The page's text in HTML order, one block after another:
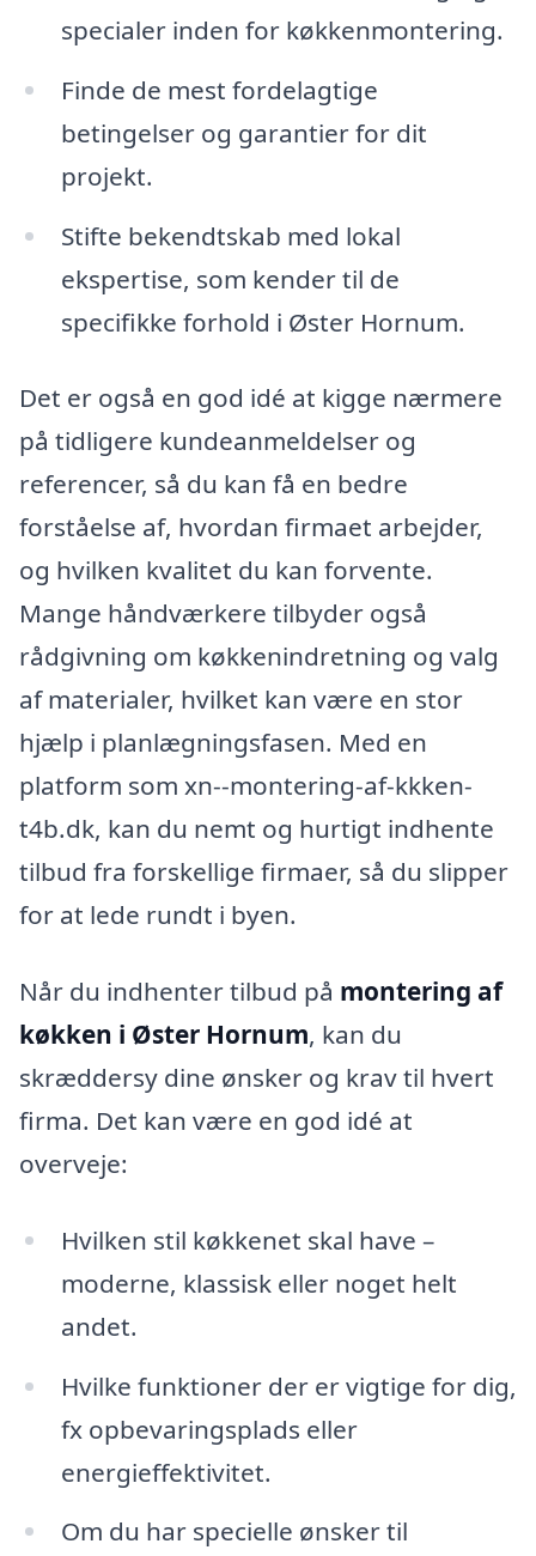
specialer inden for køkkenmontering.
Finde de mest fordelagtige
betingelser og garantier for dit
projekt.
Stifte bekendtskab med lokal
ekspertise, som kender til de
specifikke forhold i Øster Hornum.
Det er også en god idé at kigge nærmere
på tidligere kundeanmeldelser og
referencer, så du kan få en bedre
forståelse af, hvordan firmaet arbejder,
og hvilken kvalitet du kan forvente.
Mange håndværkere tilbyder også
rådgivning om køkkenindretning og valg
af materialer, hvilket kan være en stor
hjælp i planlægningsfasen. Med en
platform som xn--montering-af-kkken-
t4b.dk, kan du nemt og hurtigt indhente
tilbud fra forskellige firmaer, så du slipper
for at lede rundt i byen.
Når du indhenter tilbud på montering af
køkken i Øster Hornum, kan du
skræddersy dine ønsker og krav til hvert
firma. Det kan være en god idé at
overveje:
Hvilken stil køkkenet skal have –
moderne, klassisk eller noget helt
andet.
Hvilke funktioner der er vigtige for dig,
fx opbevaringsplads eller
energieffektivitet.
Om du har specielle ønsker til